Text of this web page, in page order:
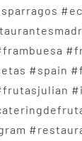
#spain